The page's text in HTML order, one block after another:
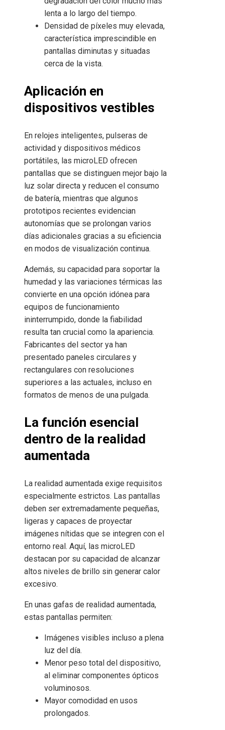
lenta a lo largo del tiempo.
Densidad de píxeles muy elevada,
característica imprescindible en
pantallas diminutas y situadas
cerca de la vista.
Aplicación en
dispositivos vestibles
En relojes inteligentes, pulseras de
actividad y dispositivos médicos
portátiles, las microLED ofrecen
pantallas que se distinguen mejor bajo la
luz solar directa y reducen el consumo
de batería, mientras que algunos
prototipos recientes evidencian
autonomías que se prolongan varios
días adicionales gracias a su eficiencia
en modos de visualización continua.
Además, su capacidad para soportar la
humedad y las variaciones térmicas las
convierte en una opción idónea para
equipos de funcionamiento
ininterrumpido, donde la fiabilidad
resulta tan crucial como la apariencia.
Fabricantes del sector ya han
presentado paneles circulares y
rectangulares con resoluciones
superiores a las actuales, incluso en
formatos de menos de una pulgada.
La función esencial
dentro de la realidad
aumentada
La realidad aumentada exige requisitos
especialmente estrictos. Las pantallas
deben ser extremadamente pequeñas,
ligeras y capaces de proyectar
imágenes nítidas que se integren con el
entorno real. Aquí, las microLED
destacan por su capacidad de alcanzar
altos niveles de brillo sin generar calor
excesivo.
En unas gafas de realidad aumentada,
estas pantallas permiten:
Imágenes visibles incluso a plena
luz del día.
Menor peso total del dispositivo,
al eliminar componentes ópticos
voluminosos.
Mayor comodidad en usos
prolongados.